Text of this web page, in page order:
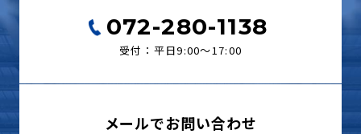
072-280-1138
受付：平日9:00〜17:00
メールでお問い合わせ